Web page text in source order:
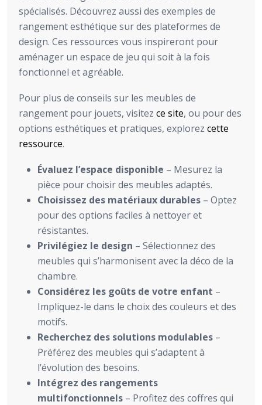
spécialisés. Découvrez aussi des exemples de
rangement esthétique sur des plateformes de
design. Ces ressources vous inspireront pour
aménager un espace de jeu qui soit à la fois
fonctionnel et agréable.
Pour plus de conseils sur les meubles de
rangement pour jouets, visitez ce site, ou pour des
options esthétiques et pratiques, explorez cette
ressource.
Évaluez l’espace disponible – Mesurez la
pièce pour choisir des meubles adaptés.
Choisissez des matériaux durables – Optez
pour des options faciles à nettoyer et
résistantes.
Privilégiez le design – Sélectionnez des
meubles qui s’harmonisent avec la déco de la
chambre.
Considérez les goûts de votre enfant –
Impliquez-le dans le choix des couleurs et des
motifs.
Recherchez des solutions modulables –
Préférez des meubles qui s’adaptent à
l’évolution des besoins.
Intégrez des rangements
multifonctionnels – Profitez des coffres qui